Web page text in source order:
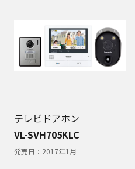
テレビドアホン
VL-SVH705KLC
発売日： 2017年1月